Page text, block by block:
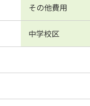
その他費用
中学校区